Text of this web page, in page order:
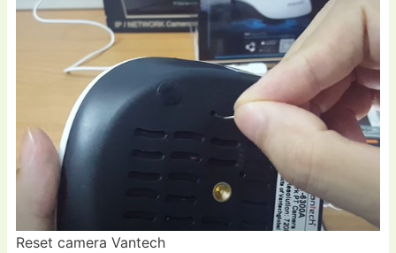
Reset camera Vantech